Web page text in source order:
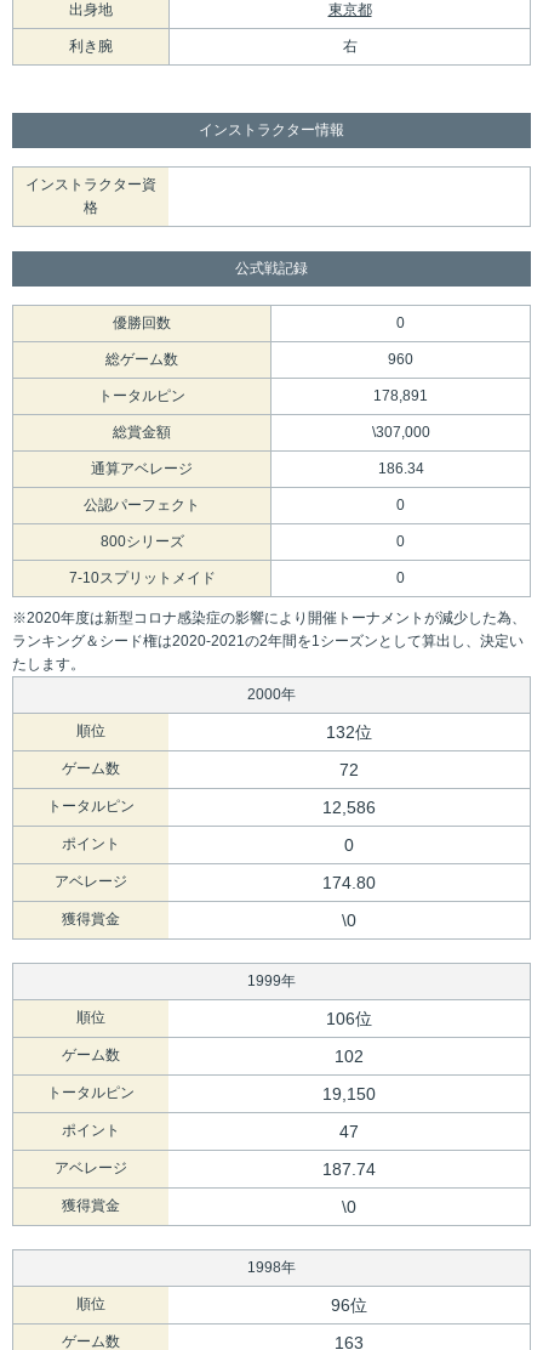
出身地 東京都
利き腕 右
インストラクター情報
インストラクター資
格
公式戦記録
優勝回数 0
総ゲーム数 960
トータルピン 178,891
総賞金額 \307,000
通算アベレージ 186.34
公認パーフェクト 0
800シリーズ 0
7-10スプリットメイド 0
※2020年度は新型コロナ感染症の影響により開催トーナメントが減少した為、
ランキング＆シード権は2020-2021の2年間を1シーズンとして算出し、決定い
たします。
2000年
順位 132位
ゲーム数 72
トータルピン 12,586
ポイント 0
アベレージ 174.80
獲得賞金 \0
1999年
順位 106位
ゲーム数 102
トータルピン 19,150
ポイント 47
アベレージ 187.74
獲得賞金 \0
1998年
順位 96位
ゲーム数 163